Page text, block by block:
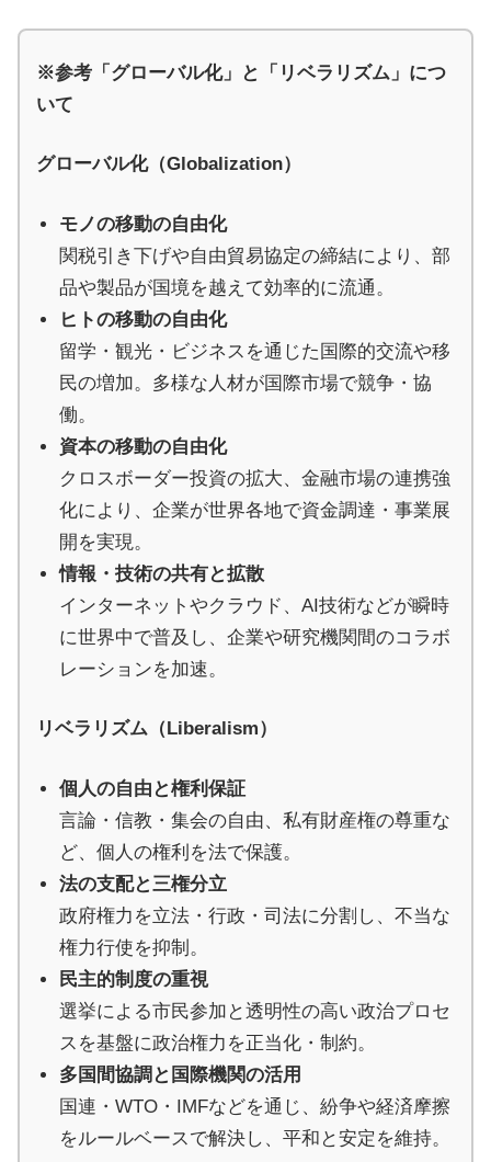
を
中
と
介
ま
す。
※参考「グローバル化」と「リベラリズム」につ
いて
グローバル化（Globalization）
モノの移動の自由化
関税引き下げや自由貿易協定の締結により、部
品や製品が国境を越えて効率的に流通。
ヒトの移動の自由化
留学・観光・ビジネスを通じた国際的交流や移
民の増加。多様な人材が国際市場で競争・協
働。
資本の移動の自由化
クロスボーダー投資の拡大、金融市場の連携強
化により、企業が世界各地で資金調達・事業展
開を実現。
情報・技術の共有と拡散
インターネットやクラウド、AI技術などが瞬時
に世界中で普及し、企業や研究機関間のコラボ
レーションを加速。
リベラリズム（Liberalism）
個人の自由と権利保証
言論・信教・集会の自由、私有財産権の尊重な
ど、個人の権利を法で保護。
法の支配と三権分立
政府権力を立法・行政・司法に分割し、不当な
権力行使を抑制。
民主的制度の重視
選挙による市民参加と透明性の高い政治プロセ
スを基盤に政治権力を正当化・制約。
多国間協調と国際機関の活用
国連・WTO・IMFなどを通じ、紛争や経済摩擦
をルールベースで解決し、平和と安定を維持。